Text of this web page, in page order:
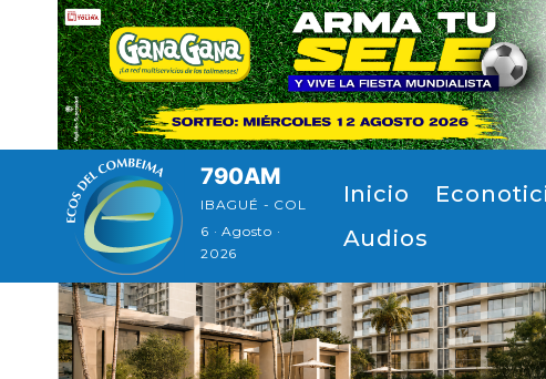
Pasar al contenido principal
790AM
IBAGUÉ - COL
6 · Agosto ·
2026
Inicio
Audios